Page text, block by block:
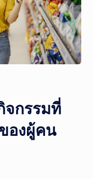
จกรรมที่
องผู้คน